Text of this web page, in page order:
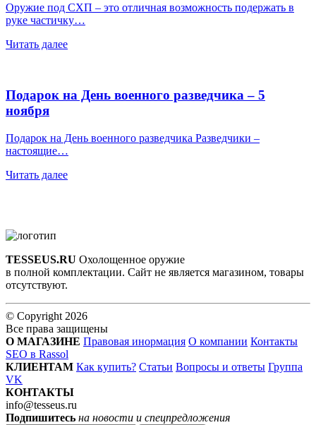
Оружие под СХП – это отличная возможность подержать в
руке частичку…
Читать далее
Подарок на День военного разведчика – 5
ноября
Подарок на День военного разведчика Разведчики –
настоящие…
Читать далее
TESSEUS.RU Охолощенное оружие
в полной комплектации. Сайт не является магазином, товары
отсутствуют.
© Copyright 2026
Все права защищены
О МАГАЗИНЕ Правовая инормация О компании Контакты
SEO в Rassol
КЛИЕНТАМ Как купить? Статьи Вопросы и ответы Группа
VK
КОНТАКТЫ
info@tesseus.ru
Подпишитесь на новости и спецпредложения